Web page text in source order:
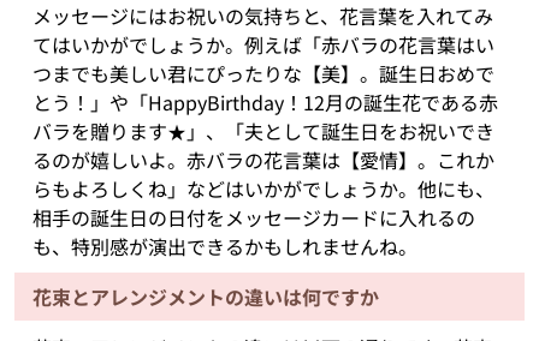
メッセージにはお祝いの気持ちと、花言葉を入れてみ
てはいかがでしょうか。例えば「赤バラの花言葉はい
つまでも美しい君にぴったりな【美】。誕生日おめで
とう！」や「HappyBirthday！12月の誕生花である赤
バラを贈ります★」、「夫として誕生日をお祝いでき
るのが嬉しいよ。赤バラの花言葉は【愛情】。これか
らもよろしくね」などはいかがでしょうか。他にも、
相手の誕生日の日付をメッセージカードに入れるの
も、特別感が演出できるかもしれませんね。
花束とアレンジメントの違いは何ですか